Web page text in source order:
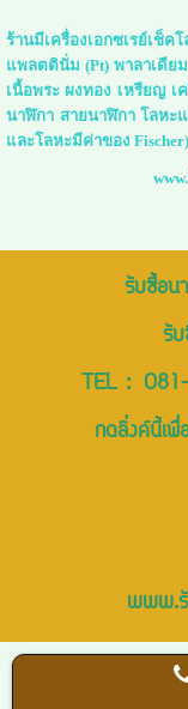
ร้านมีเครื่องเอกซเรย์เช็
แพลตตินั่ม (Pt) พาลาเดีย
เนื้อพระ ผงทอง เหรียญ เ
นาฬิกา สายนาฬิกา โลหะ
และโลหะมีค่าของ Fischer)
รับซื้อน
รั
TEL :
กดลิ่งค์นี้เพื่
www.